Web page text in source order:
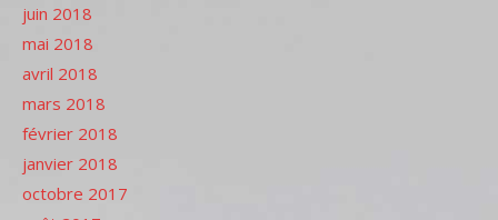
juin 2018
mai 2018
avril 2018
mars 2018
février 2018
janvier 2018
octobre 2017